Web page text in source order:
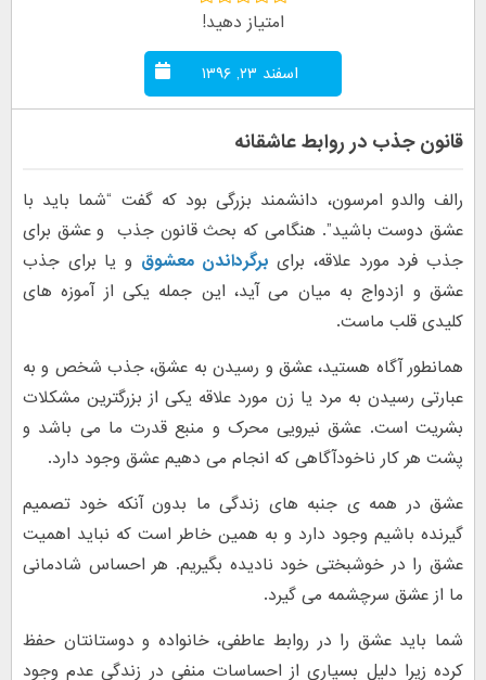
امتیاز دهید!
اسفند ۲۳, ۱۳۹۶
قانون جذب در روابط عاشقانه
رالف والدو امرسون، دانشمند بزرگی بود که گفت “شما باید با
عشق دوست باشید”. هنگامی که بحث قانون جذب و عشق برای
جذب فرد مورد علاقه، برای برگرداندن معشوق و یا برای جذب
عشق و ازدواج به میان می آید، این جمله یکی از آموزه های
کلیدی قلب ماست.
همانطور آگاه هستید، عشق و رسیدن به عشق، جذب شخص و به
عبارتی رسیدن به مرد یا زن مورد علاقه یکی از بزرگترین مشکلات
بشریت است. عشق نیرویی محرک و منبع قدرت ما می باشد و
پشت هر کار ناخودآگاهی که انجام می دهیم عشق وجود دارد.
عشق در همه ی جنبه های زندگی ما بدون آنکه خود تصمیم
گیرنده باشیم وجود دارد و به همین خاطر است که نباید اهمیت
عشق را در خوشبختی خود نادیده بگیریم. هر احساس شادمانی
ما از عشق سرچشمه می گیرد.
شما باید عشق را در روابط عاطفی، خانواده و دوستانتان حفظ
کرده زیرا دلیل بسیاری از احساسات منفی در زندگی عدم وجود